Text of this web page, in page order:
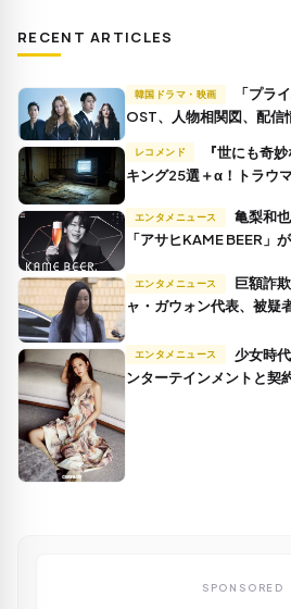
RECENT ARTICLES
韓国ドラマ・映画
OST、人物相関図、配信
レコメンド
キング25選＋α！トラウ
エンタメニュース
「アサヒKAME BEER」
エンタメニュース
ャ・ガウォン代表、被疑
エンタメニュース
ンターテインメントと契
SPONSORED